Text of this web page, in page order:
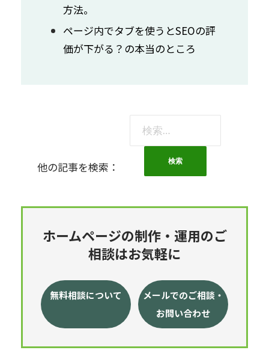
方法。
ページ内でタブを使うとSEOの評
価が下がる？の本当のところ
他の記事を検索：
ホームページの制作・運用のご
相談はお気軽に
無料相談について
メールでのご相談・
お問い合わせ